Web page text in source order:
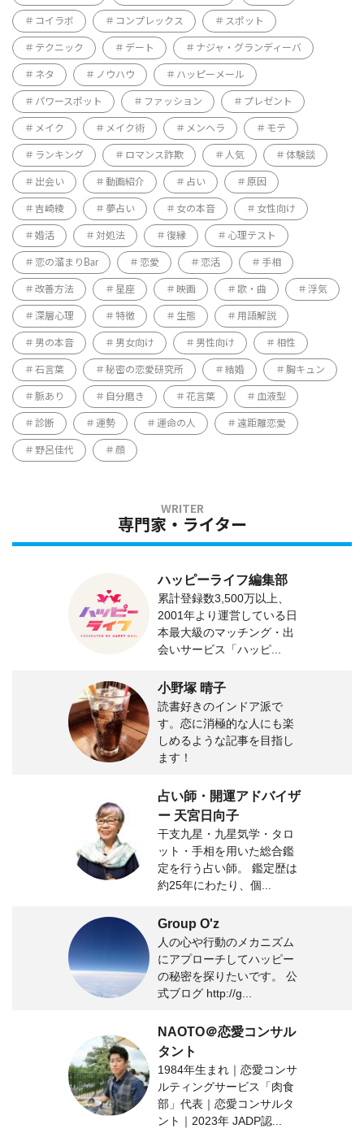
コイラボ コンプレックス スポット
テクニック デート ナジャ・グランディーバ
ネタ ノウハウ ハッピーメール
パワースポット ファッション プレゼント
メイク メイク術 メンヘラ モテ
ランキング ロマンス詐欺 人気 体験談
出会い 動画紹介 占い 原因
吉崎綾 夢占い 女の本音 女性向け
婚活 対処法 復縁 心理テスト
恋の溜まりBar 恋愛 恋活 手相
改善方法 星座 映画 歌・曲 浮気
深層心理 特徴 生態 用語解説
男の本音 男女向け 男性向け 相性
石言葉 秘密の恋愛研究所 結婚 胸キュン
脈あり 自分磨き 花言葉 血液型
診断 運勢 運命の人 遠距離恋愛
野呂佳代 顔
専門家・ライター
ハッピーライフ編集部
累計登録数3,500万以上、
2001年より運営している日
本最大級のマッチング・出
会いサービス「ハッピ...
小野塚 晴子
読書好きのインドア派で
す。恋に消極的な人にも楽
しめるような記事を目指し
ます！
占い師・開運アドバイザ
ー 天宮日向子
干支九星・九星気学・タロ
ット・手相を用いた総合鑑
定を行う占い師。 鑑定歴は
約25年にわたり、個...
Group O'z
人の心や行動のメカニズム
にアプローチしてハッピー
の秘密を探りたいです。 公
式ブログ http://g...
NAOTO＠恋愛コンサル
タント
1984年生まれ｜恋愛コンサ
ルティングサービス「肉食
部」代表｜恋愛コンサルタ
ント｜2023年 JADP認...